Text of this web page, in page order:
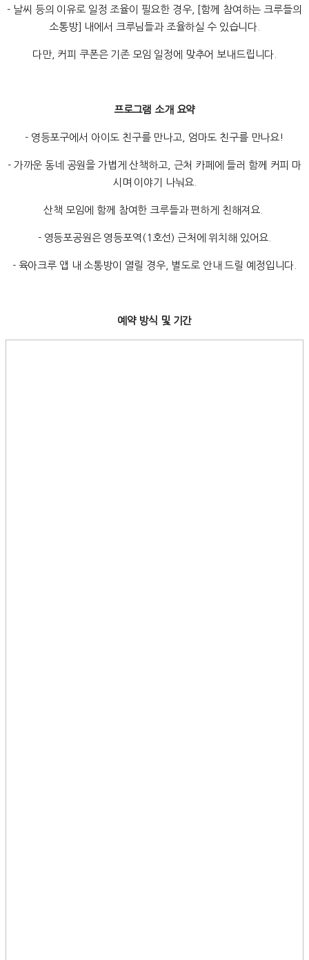
- 날씨 등의 이유로 일정 조율이 필요한 경우, [함께 참여하는 크루들의
소통방] 내에서 크루님들과 조율하실 수 있습니다.
다만, 커피 쿠폰은 기존 모임 일정에 맞추어 보내드립니다.
프로그램 소개 요약
- 영등포구에서 아이도 친구를 만나고, 엄마도 친구를 만나요!
- 가까운 동네 공원을 가볍게 산책하고, 근처 카페에 들러 함께 커피 마
시며 이야기 나눠요.
산책 모임에 함께 참여한 크루들과 편하게 친해져요.
- 영등포공원은 영등포역(1호선) 근처에 위치해 있어요.
- 육아크루 앱 내 소통방이 열릴 경우, 별도로 안내 드릴 예정입니다.
예약 방식 및 기간